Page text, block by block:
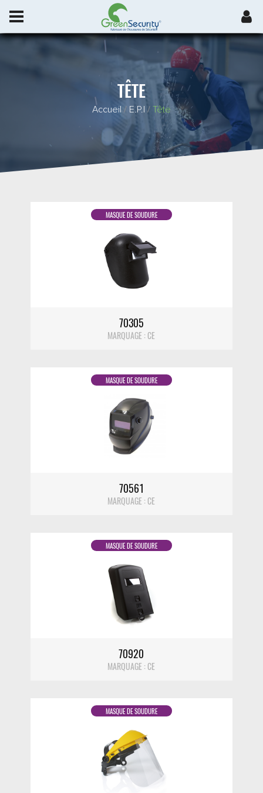
TÊTE
Accueil / E.P.I / Tête
DÉTAIL
MASQUE DE SOUDURE
70305
MARQUAGE : CE
DÉTAIL
MASQUE DE SOUDURE
70561
MARQUAGE : CE
DÉTAIL
MASQUE DE SOUDURE
70920
MARQUAGE : CE
DÉTAIL
MASQUE DE SOUDURE